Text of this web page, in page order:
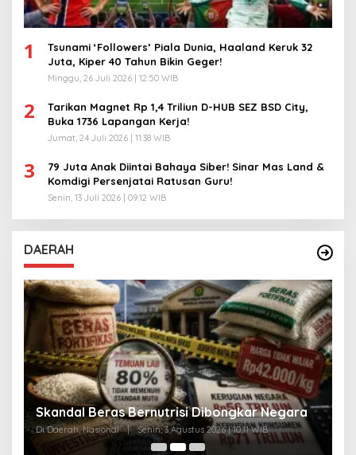
1
Tsunami ‘Followers’ Piala Dunia, Haaland Keruk 32
Juta, Kiper 40 Tahun Bikin Geger!
Minggu, 26 Juli 2026 | 12:50 WIB
2
Tarikan Magnet Rp 1,4 Triliun D-HUB SEZ BSD City,
Buka 1736 Lapangan Kerja!
Jumat, 24 Juli 2026 | 11:38 WIB
3
79 Juta Anak Diintai Bahaya Siber! Sinar Mas Land &
Komdigi Persenjatai Ratusan Guru!
Senin, 13 Juli 2026 | 09:12 WIB
DAERAH
Skandal Beras Bernutrisi Dibongkar Negara
Di Daerah, Nasional | Senin, 3 Agustus 2026 | 10:11 WIB